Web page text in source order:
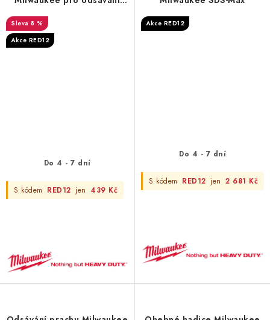
prachu při vrtání
8 %
Akce RED12
Do 4 - 7 dní
S kódem RED12 jen 439 Kč
Akce RED12
Do 4 - 7 dní
S kódem RED12 jen 2 681 Kč